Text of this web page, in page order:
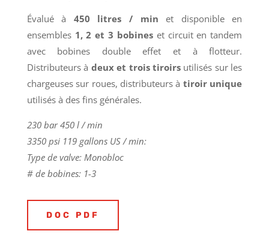
Évalué à 450 litres / min et disponible en
ensembles 1, 2 et 3 bobineset circuit en tandem
avec bobines double effet et à flotteur.
Distributeurs à deux et trois tiroirsutilisés sur les
chargeuses sur roues, distributeurs à tiroir unique
utilisés à des fins générales.
230 bar 450 l / min
3350 psi 119 gallons US / min:
Type de valve: Monobloc
# de bobines: 1-3
DOC PDF